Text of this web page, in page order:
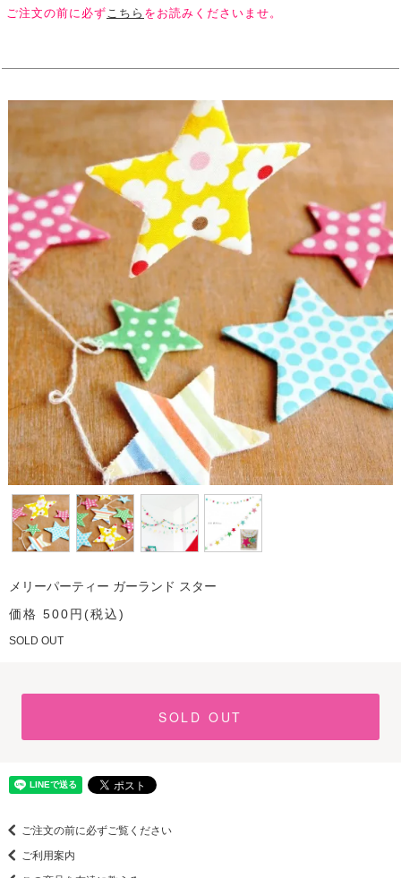
ご注文の前に必ず こちら をお読みくださいませ。
メリーパーティー ガーランド スター
価格 500円(税込)
SOLD OUT
SOLD OUT
ご注文の前に必ずご覧ください
ご利用案内